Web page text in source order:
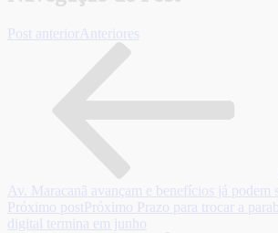
Post anterior Anteriores
Av. Maracanã avançam e benefícios já podem
Próximo post Próximo Prazo para trocar a
digital termina em junho